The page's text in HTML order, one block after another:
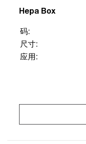
Hepa Box
码:
尺寸:
应用: